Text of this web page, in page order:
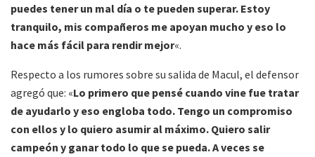
puedes tener un mal día o te pueden superar. Estoy
tranquilo, mis compañeros me apoyan mucho y eso lo
hace más fácil para rendir mejor«.
Respecto a los rumores sobre su salida de Macul, el defensor
agregó que: «Lo primero que pensé cuando vine fue tratar
de ayudarlo y eso engloba todo. Tengo un compromiso
con ellos y lo quiero asumir al máximo. Quiero salir
campeón y ganar todo lo que se pueda. A veces se